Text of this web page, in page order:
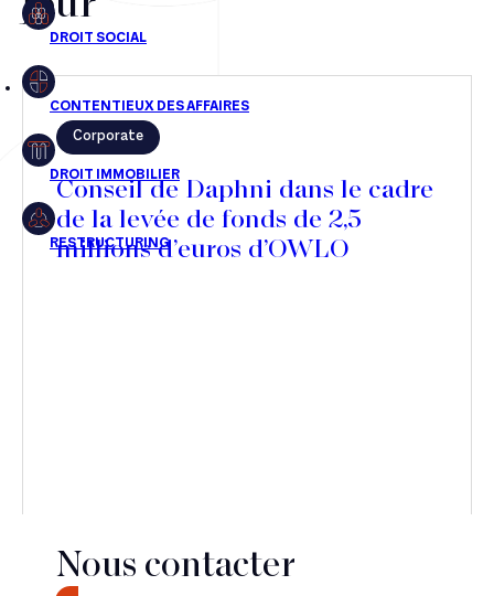
Droit social
Droit immobilier
Restructuring
Article
Corporate
Conseil de Daphni dans le cadre
de la levée de fonds de 2,5
millions d’euros d’OWLO
Nous contacter